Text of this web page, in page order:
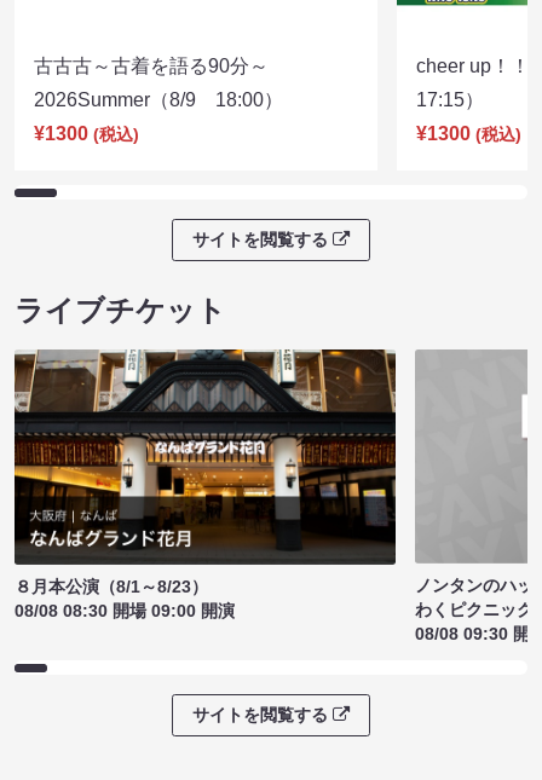
古古古～古着を語る90分～
2026Summer（8/9 18:00）
¥1300 (税込)
cheer up！
17:15）
¥1300 (税込)
サイトを閲覧する
ライブチケット
８月本公演（8/1～8/23）
08/08 08:30 開場 09:00 開演
ノンタンのハッ
わくピクニック
08/08 09:30 開
サイトを閲覧する